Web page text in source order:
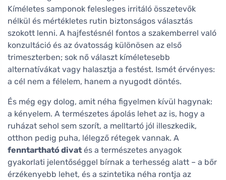
Kíméletes samponok felesleges irritáló összetevők
nélkül és mértékletes rutin biztonságos választás
szokott lenni. A hajfestésnél fontos a szakemberrel való
konzultáció és az óvatosság különösen az első
trimeszterben; sok nő választ kíméletesebb
alternatívákat vagy halasztja a festést. Ismét érvényes:
a cél nem a félelem, hanem a nyugodt döntés.
És még egy dolog, amit néha figyelmen kívül hagynak:
a kényelem. A természetes ápolás lehet az is, hogy a
ruházat sehol sem szorít, a melltartó jól illeszkedik,
otthon pedig puha, lélegző rétegek vannak. A
fenntartható divat és a természetes anyagok
gyakorlati jelentőséggel bírnak a terhesség alatt – a bőr
érzékenyebb lehet, és a szintetika néha rontja az